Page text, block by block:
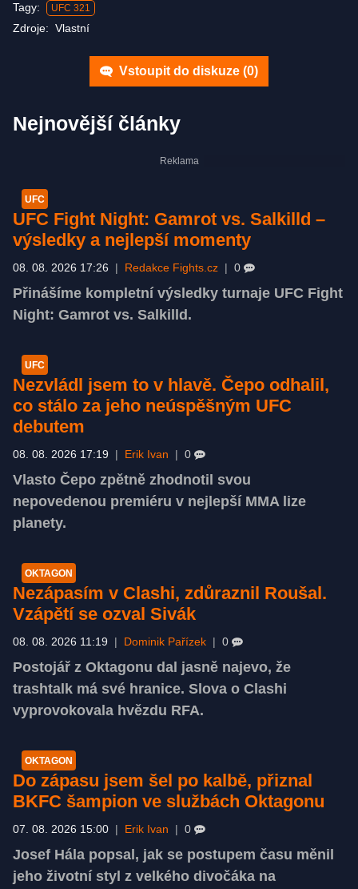
Tagy: UFC 321
Zdroje: Vlastní
Vstoupit do diskuze (0)
Nejnovější články
UFC
UFC Fight Night: Gamrot vs. Salkilld –
výsledky a nejlepší momenty
08. 08. 2026 17:26 Redakce Fights.cz 0
Přinášíme kompletní výsledky turnaje UFC Fight
Night: Gamrot vs. Salkilld.
UFC
Nezvládl jsem to v hlavě. Čepo odhalil,
co stálo za jeho neúspěšným UFC
debutem
08. 08. 2026 17:19 Erik Ivan 0
Vlasto Čepo zpětně zhodnotil svou
nepovedenou premiéru v nejlepší MMA lize
planety.
OKTAGON
Nezápasím v Clashi, zdůraznil Roušal.
Vzápětí se ozval Sivák
08. 08. 2026 11:19 Dominik Pařízek 0
Postojář z Oktagonu dal jasně najevo, že
trashtalk má své hranice. Slova o Clashi
vyprovokovala hvězdu RFA.
OKTAGON
Do zápasu jsem šel po kalbě, přiznal
BKFC šampion ve službách Oktagonu
07. 08. 2026 15:00 Erik Ivan 0
Josef Hála popsal, jak se postupem času měnil
jeho životní styl z velkého divočáka na